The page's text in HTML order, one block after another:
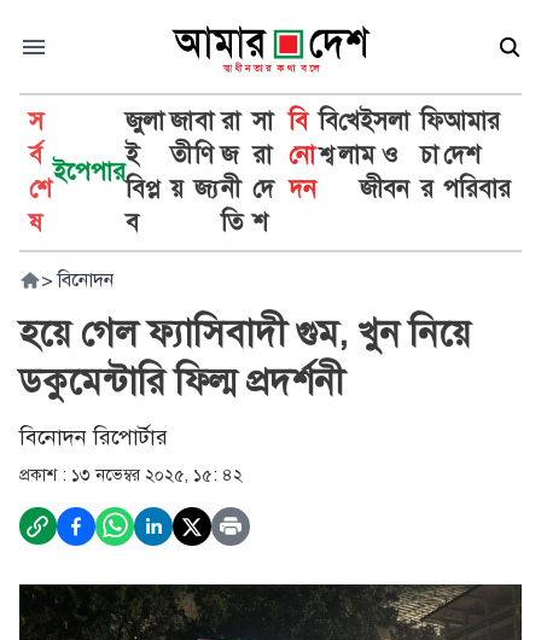
স
র্ব
শে
ষ
ইপেপার
জুলা
ই
বিপ্ল
ব
জা
তী
য়
বা
ণি
জ্য
রা
জ
নী
তি
সা
রা
দে
শ
বি
নো
দন
বি
শ্ব
খে
লা
ইসলা
ম ও
জীবন
ফি
চা
র
আমার
দেশ
পরিবার
> বিনোদন
হয়ে গেল ফ্যাসিবাদী গুম, খুন নিয়ে
ডকুমেন্টারি ফিল্ম প্রদর্শনী
বিনোদন রিপোর্টার
প্রকাশ : ১৩ নভেম্বর ২০২৫, ১৫: ৪২